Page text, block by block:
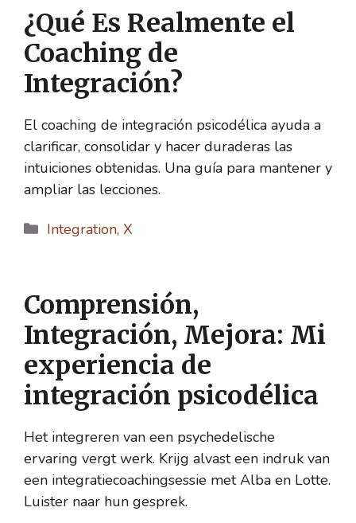
¿Qué Es Realmente el
Coaching de
Integración?
El coaching de integración psicodélica ayuda a
clarificar, consolidar y hacer duraderas las
intuiciones obtenidas. Una guía para mantener y
ampliar las lecciones.
Categorías
Integration, X
Comprensión,
Integración, Mejora: Mi
experiencia de
integración psicodélica
Het integreren van een psychedelische
ervaring vergt werk. Krijg alvast een indruk van
een integratiecoachingsessie met Alba en Lotte.
Luister naar hun gesprek.